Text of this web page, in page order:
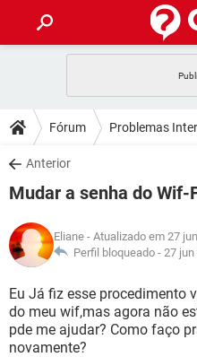
CELULAR
OUTLOOK
INSTAGRAM
GUIA DE COMPRAS
DICAS
JOGOS
INSTAGRAM
GUIA DE COMPRAS
DOWNLOADS
JOGOS
CELULAR
OUTLOOK
INSTAGRAM
GUIA DE COMPRAS
JOGOS
CELULAR
OUTLOOK
INSTAGRAM
GLOSSÁRIO
JOGOS
CELULAR
OUTLOOK
Fórum Problemas
Anterior
Mudar a senha do Wif-
Eliane - Atualizado em 27
Perfil bloqueado - 27 jun
Eu Já fiz esse procedimento
do meu wif,mas agora não
pde me ajudar? Como faço
novamente?